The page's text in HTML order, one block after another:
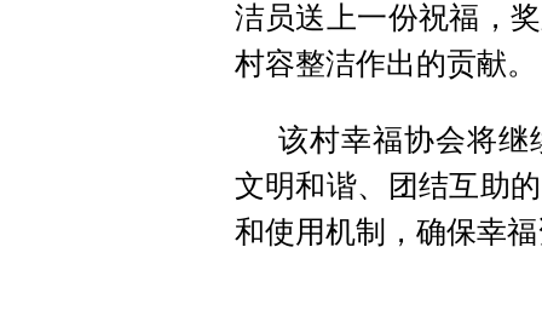
洁员送上一份祝福，
村容整洁作出的贡献。
该村幸福协会将继
文明和谐、团结互助
和使用机制，确保幸